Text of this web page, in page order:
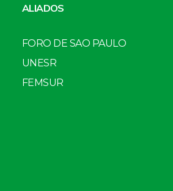
ALIADOS
FORO DE SAO PAULO
UNESR
FEMSUR